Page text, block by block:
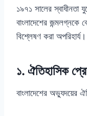
১৯৭১ সালের স্বাধীনতা
বাংলাদেশের
বিশ্লেষণ করা অপরিহার্য।
১. ঐতিহাসিক
বাংলাদেশের অভ্যুদয়ের